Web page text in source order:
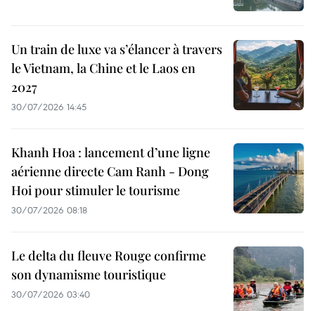
Un train de luxe va s’élancer à travers
le Vietnam, la Chine et le Laos en
2027
30/07/2026 14:45
Khanh Hoa : lancement d’une ligne
aérienne directe Cam Ranh - Dong
Hoi pour stimuler le tourisme
30/07/2026 08:18
Le delta du fleuve Rouge confirme
son dynamisme touristique
30/07/2026 03:40